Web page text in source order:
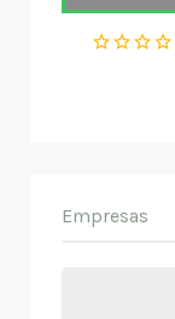
Empresas